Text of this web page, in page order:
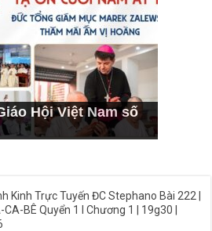
Hội Việt Nam số
Kinh Trực Tuyến ĐC Stephano Bài 222 |
BÊ Quyển 1 I Chương 1 | 19g30 |